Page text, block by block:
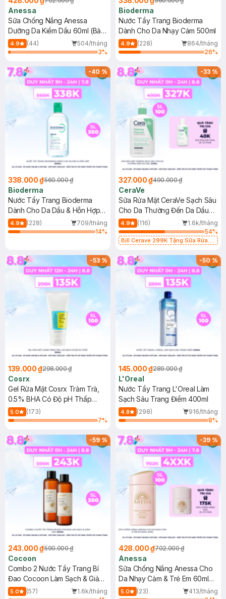
Anessa
Sữa Chống Nắng Anessa
Dưỡng Da Kiềm Dầu 60ml (Bản
Mới)
4.9 (44)
504/tháng
3%
Bioderma
Nước Tẩy Trang Bioderma
Dành Cho Da Nhạy Cảm 500ml
4.9 (228)
864/tháng
26%
-40%
338.000 ₫560.000 ₫
Bioderma
Nước Tẩy Trang Bioderma
Dành Cho Da Dầu & Hỗn Hợp
500ml
4.9 (228)
709/tháng
14%
-33%
327.000 ₫490.000 ₫
CeraVe
Sữa Rửa Mặt CeraVe Sạch Sâu
Cho Da Thường Đến Da Dầu
473ml
4.9 (116)
1.6k/tháng
54%
Bill Cerave 299K Tặng Sữa Rửa
-53%
139.000 ₫298.000 ₫
Cosrx
Gel Rửa Mặt Cosrx Tràm Trà,
0.5% BHA Có Độ pH Thấp
150ml
5.0
(173)
7%
-50%
145.000 ₫289.000 ₫
L'Oreal
Nước Tẩy Trang L'Oreal Làm
Sạch Sâu Trang Điểm 400ml
4.8 (298)
916/tháng
8%
-59%
243.000 ₫590.000 ₫
Cocoon
Combo 2 Nước Tẩy Trang Bí
Đao Cocoon Làm Sạch & Giảm
Dầu 500ml
5.0 (57)
1.6k/tháng
-39%
428.000 ₫702.000 ₫
Anessa
Sữa Chống Nắng Anessa Cho
Da Nhạy Cảm & Trẻ Em 60ml
(Mới)
5.0 (23)
413/tháng